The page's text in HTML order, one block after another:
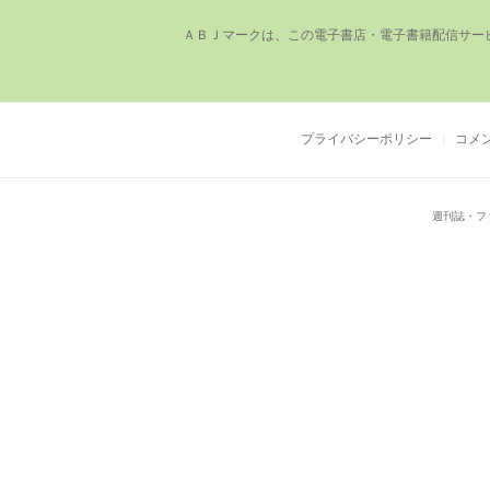
ＡＢＪマークは、この電⼦書店・電⼦書籍配信サ
プライバシーポリシー コメ
週刊誌・フ